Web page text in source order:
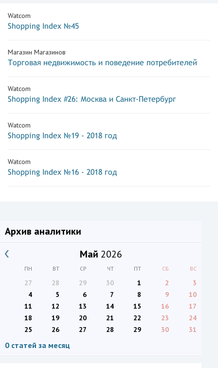
Watcom
Shopping Index №45
Магазин Магазинов
Торговая недвижимость и поведение потребителей
Watcom
Shopping Index #26: Москва и Санкт-Петербург
Watcom
Shopping Index №19 - 2018 год
Watcom
Shopping Index №16 - 2018 год
Архив аналитики
Май 2026
ПН ВТ СР ЧТ ПТ СБ ВС
27 28 29 30 1 2
3
4
5 6 7 8 9
10
11
12 13 14 15 16
17
18
19 20 21 22 23
24
25
26 27 28 29 30 31
0 статей за месяц